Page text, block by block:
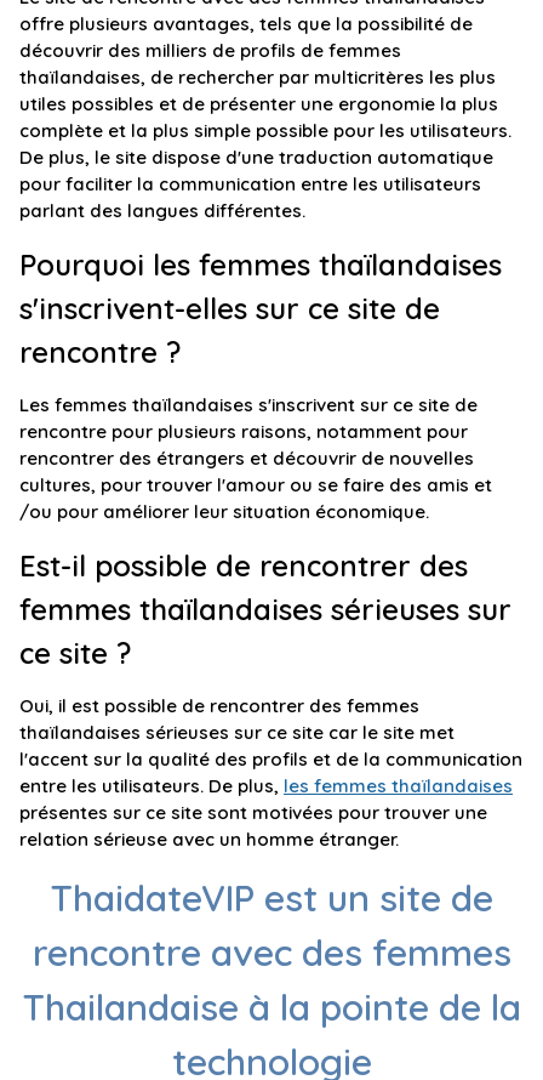
offre plusieurs avantages, tels que la possibilité de
découvrir des milliers de profils de femmes
thaïlandaises, de rechercher par multicritères les plus
utiles possibles et de présenter une ergonomie la plus
complète et la plus simple possible pour les utilisateurs.
De plus, le site dispose d'une traduction automatique
pour faciliter la communication entre les utilisateurs
parlant des langues différentes.
Pourquoi les femmes thaïlandaises
s'inscrivent-elles sur ce site de
rencontre ?
Les femmes thaïlandaises s'inscrivent sur ce site de
rencontre pour plusieurs raisons, notamment pour
rencontrer des étrangers et découvrir de nouvelles
cultures, pour trouver l'amour ou se faire des amis et
/ou pour améliorer leur situation économique.
Est-il possible de rencontrer des
femmes thaïlandaises sérieuses sur
ce site ?
Oui, il est possible de rencontrer des femmes
thaïlandaises sérieuses sur ce site car le site met
l'accent sur la qualité des profils et de la communication
entre les utilisateurs. De plus, les femmes thaïlandaises
présentes sur ce site sont motivées pour trouver une
relation sérieuse avec un homme étranger.
ThaidateVIP est un site de
rencontre avec des femmes
Thailandaise à la pointe de la
technologie